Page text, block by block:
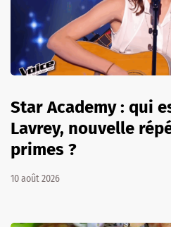
Star Academy : qui
Lavrey, nouvelle
primes ?
10 août 2026